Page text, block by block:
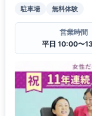
駐車場 無料体験
営業時間
平日 10:00〜